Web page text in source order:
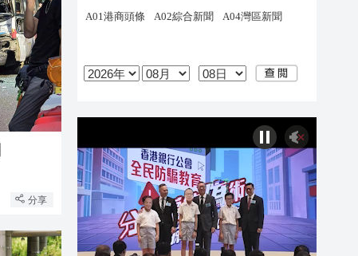
分享